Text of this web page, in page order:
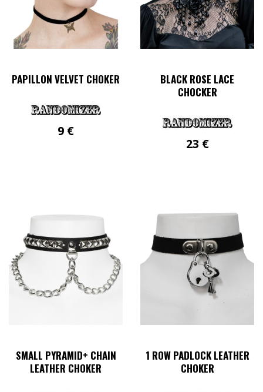
PAPILLON VELVET CHOKER
9 €
BLACK ROSE LACE
CHOCKER
23 €
SMALL PYRAMID+ CHAIN
LEATHER CHOKER
1 ROW PADLOCK LEATHER
CHOKER